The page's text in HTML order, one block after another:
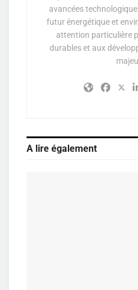
avancées
futur énergétique et
attention particulière
durables et aux
A lire également